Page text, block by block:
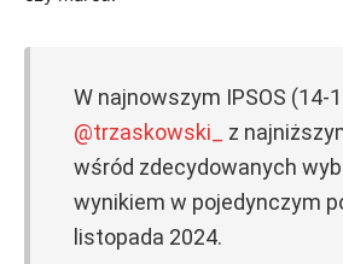
W najnowszym IPSOS (14-
@trzaskowski_
z
wśród zdecydowanych
wynikiem w pojedynczym
listopada 2024.